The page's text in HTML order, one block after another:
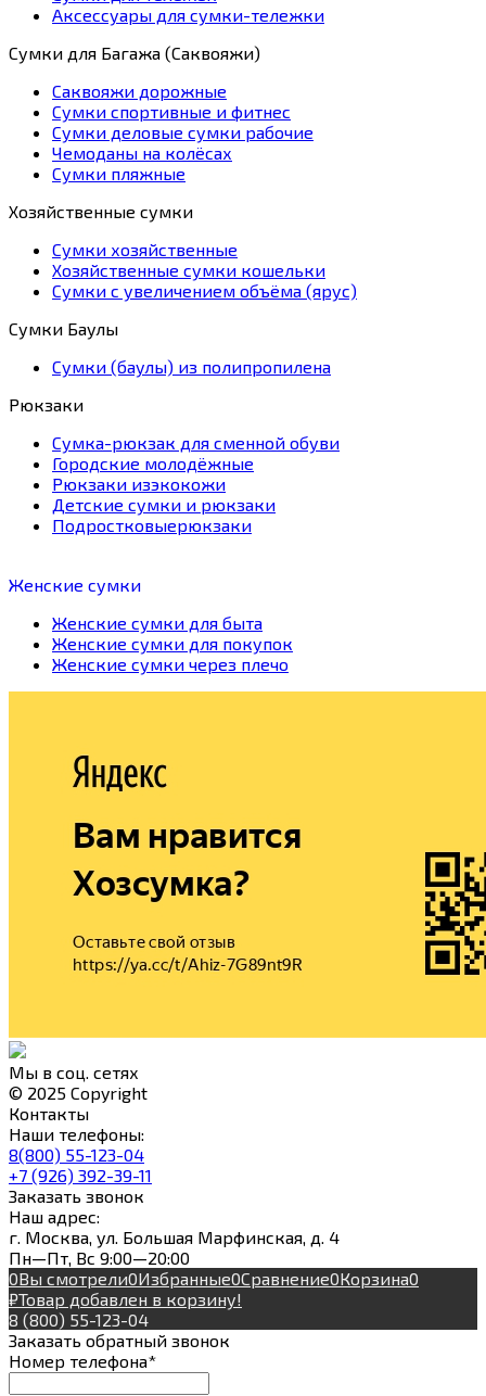
Аксессуары для сумки-тележки
Сумки для Багажа (Саквояжи)
Саквояжи дорожные
Сумки спортивные и фитнес
Сумки деловые сумки рабочие
Чемоданы на колёсах
Сумки пляжные
Хозяйственные сумки
Сумки хозяйственные
Хозяйственные сумки кошельки
Сумки с увеличением объёма (ярус)
Сумки Баулы
Сумки (баулы) из полипропилена
Рюкзаки
Сумка-рюкзак для сменной обуви
Городские молодёжные
Рюкзаки изэкокожи
Детские сумки и рюкзаки
Подростковыерюкзаки
Женские сумки
Женские сумки для быта
Женские сумки для покупок
Женские сумки через плечо
Мы в соц. сетях
© 2025 Copyright
Контакты
Наши телефоны:
8(800) 55-123-04
+7 (926) 392-39-11
Заказать звонок
Наш адрес:
г. Москва, ул. Большая Марфинская, д. 4
Пн—Пт, Вс 9:00—20:00
0Вы смотрели0Избранные0Сравнение0Корзина0
₽Товар добавлен в корзину!
8 (800) 55-123-04
Заказать обратный звонок
Номер телефона*